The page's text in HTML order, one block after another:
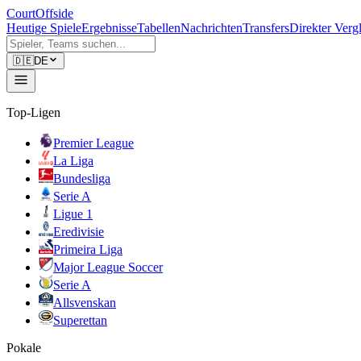
CourtOffside
Heutige SpieleErgebnisseTabellenNachrichtenTransfersDirekter
🇩🇪DE
Top-Ligen
Premier League
La Liga
Bundesliga
Serie A
Ligue 1
Eredivisie
Primeira Liga
Major League Soccer
Serie A
Allsvenskan
Superettan
Pokale